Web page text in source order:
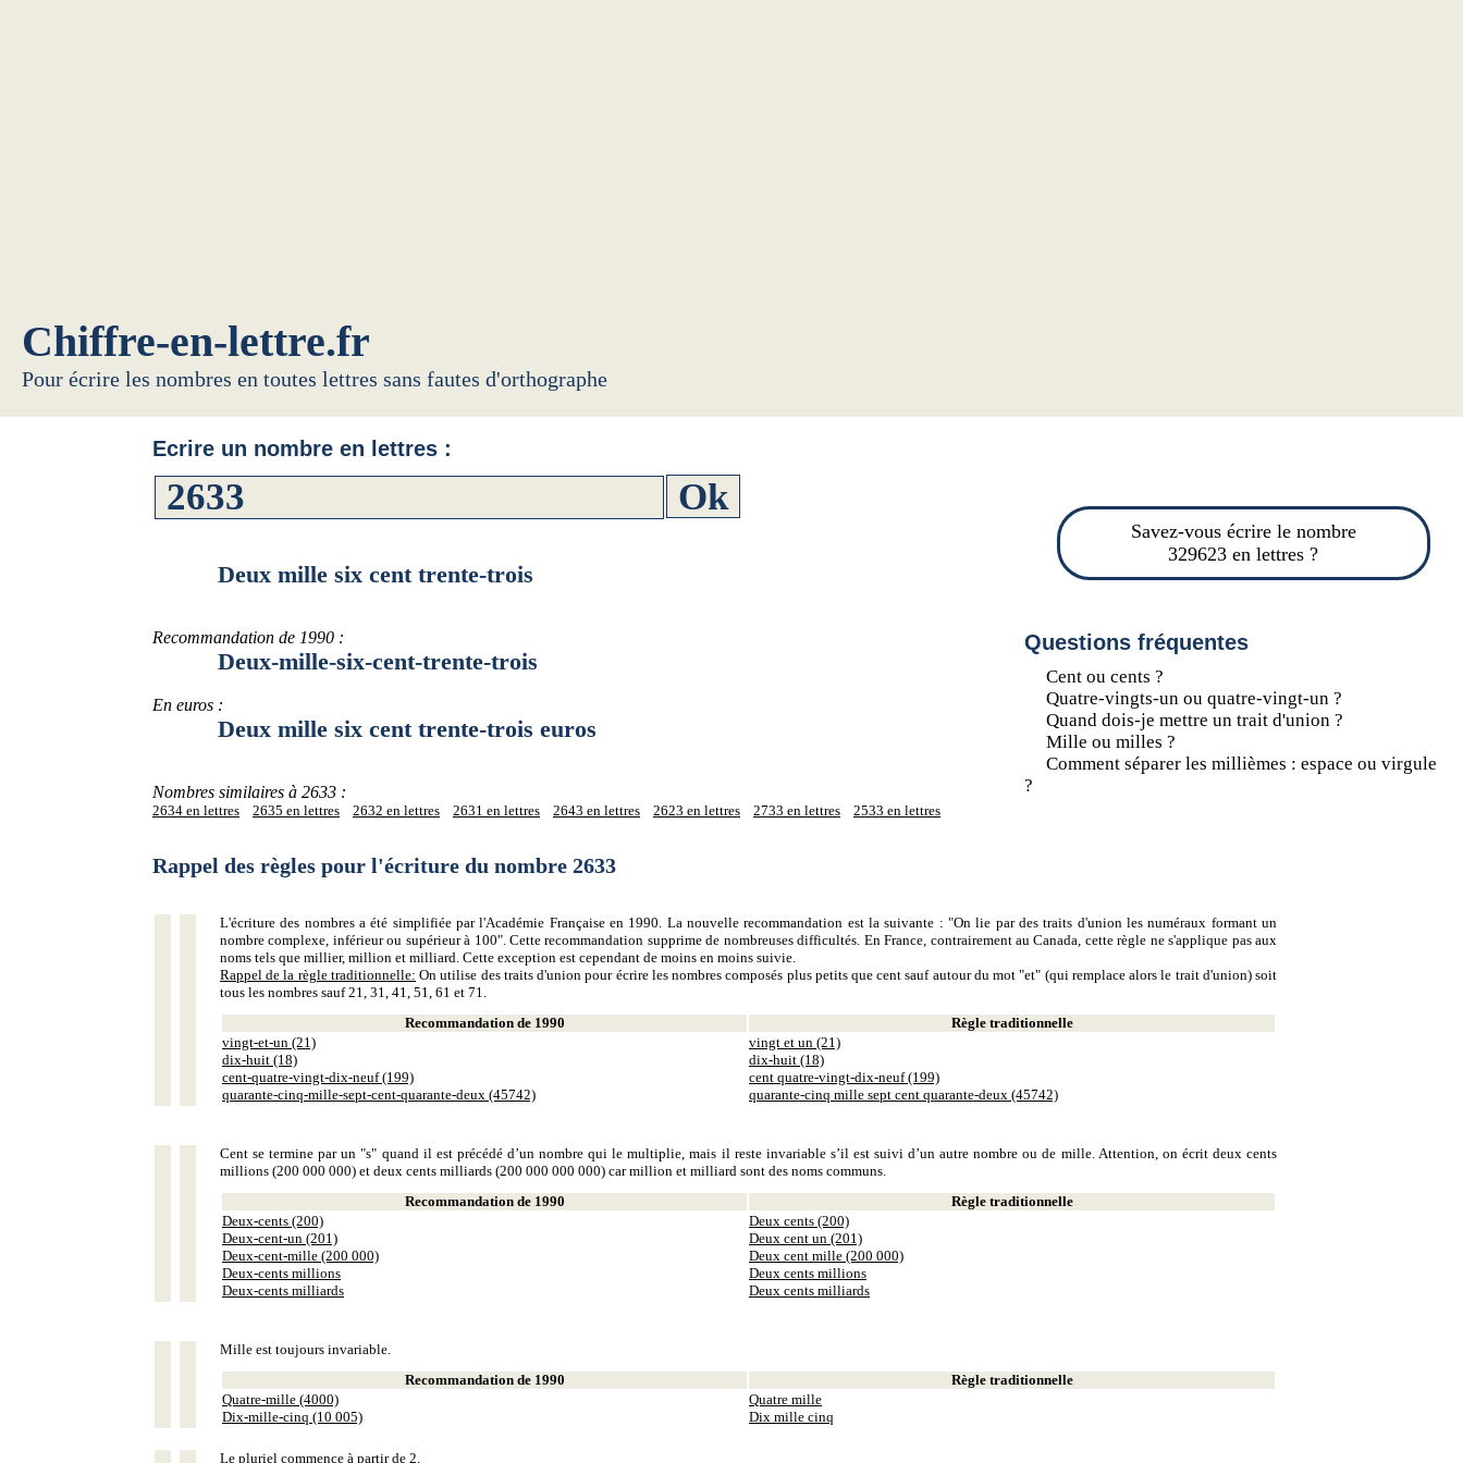
Chiffre-en-lettre.fr
Pour écrire les nombres en toutes lettres sans fautes d'orthographe
Savez-vous écrire le nombre
329623 en lettres ?
Questions fréquentes
Cent ou cents ?
Quatre-vingts-un ou quatre-vingt-un ?
Quand dois-je mettre un trait d'union ?
Mille ou milles ?
Comment séparer les millièmes : espace ou virgule
?
Ecrire un nombre en lettres :
Deux mille six cent trente-trois
Recommandation de 1990 :
Deux-mille-six-cent-trente-trois
En euros :
Deux mille six cent trente-trois euros
Nombres similaires à 2633 :
2634 en lettres 2635 en lettres 2632 en lettres 2631 en lettres 2643 en lettres 2623 en lettres 2733 en lettres 2533 en lettres
Rappel des règles pour l'écriture du nombre 2633
L'écriture des nombres a été simplifiée par l'Académie Française en 1990. La nouvelle recommandation est la suivante : "On lie par des traits d'union les numéraux formant un
nombre complexe, inférieur ou supérieur à 100". Cette recommandation supprime de nombreuses difficultés. En France, contrairement au Canada, cette règle ne s'applique pas aux
noms tels que millier, million et milliard. Cette exception est cependant de moins en moins suivie.
Rappel de la règle traditionnelle: On utilise des traits d'union pour écrire les nombres composés plus petits que cent sauf autour du mot "et" (qui remplace alors le trait d'union) soit
tous les nombres sauf 21, 31, 41, 51, 61 et 71.
Recommandation de 1990
Règle traditionnelle
vingt-et-un (21)
dix-huit (18)
cent-quatre-vingt-dix-neuf (199)
quarante-cinq-mille-sept-cent-quarante-deux (45742)
vingt et un (21)
dix-huit (18)
cent quatre-vingt-dix-neuf (199)
quarante-cinq mille sept cent quarante-deux (45742)
Cent se termine par un "s" quand il est précédé d’un nombre qui le multiplie, mais il reste invariable s’il est suivi d’un autre nombre ou de mille. Attention, on écrit deux cents
millions (200 000 000) et deux cents milliards (200 000 000 000) car million et milliard sont des noms communs.
Recommandation de 1990
Règle traditionnelle
Deux-cents (200)
Deux-cent-un (201)
Deux-cent-mille (200 000)
Deux-cents millions
Deux-cents milliards
Deux cents (200)
Deux cent un (201)
Deux cent mille (200 000)
Deux cents millions
Deux cents milliards
Mille est toujours invariable.
Recommandation de 1990
Règle traditionnelle
Quatre-mille (4000)
Dix-mille-cinq (10 005)
Quatre mille
Dix mille cinq
Le pluriel commence à partir de 2.